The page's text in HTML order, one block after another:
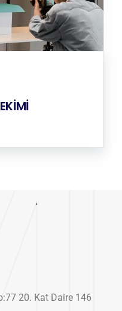
20. Kat Daire 146